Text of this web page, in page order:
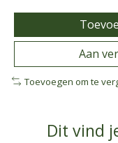
Aan
Toevoegen om te
Dit vind